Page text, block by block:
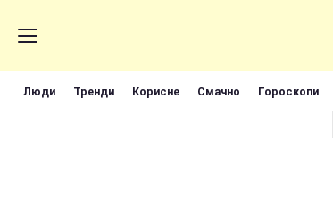
Люди Тренди Корисне Смачно Гороскопи